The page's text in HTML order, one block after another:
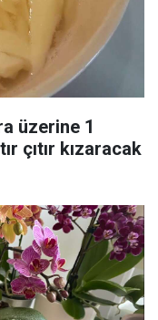
üzerine 1
çıtır kızaracak